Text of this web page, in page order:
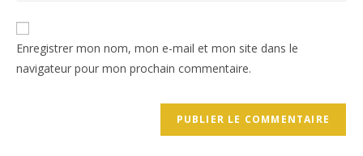
Enregistrer mon nom, mon e-mail et mon site dans le
navigateur pour mon prochain commentaire.